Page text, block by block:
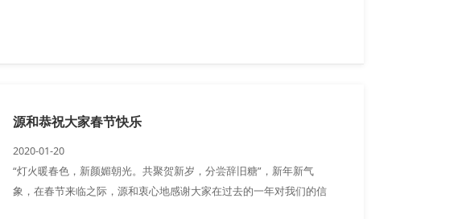
源和恭祝大家春节快乐
2020-01-20
“灯火暖春色，新颜媚朝光。共聚贺新岁，分尝辞旧糖”，新年新气
象，在春节来临之际，源和衷心地感谢大家在过去的一年对我们的信